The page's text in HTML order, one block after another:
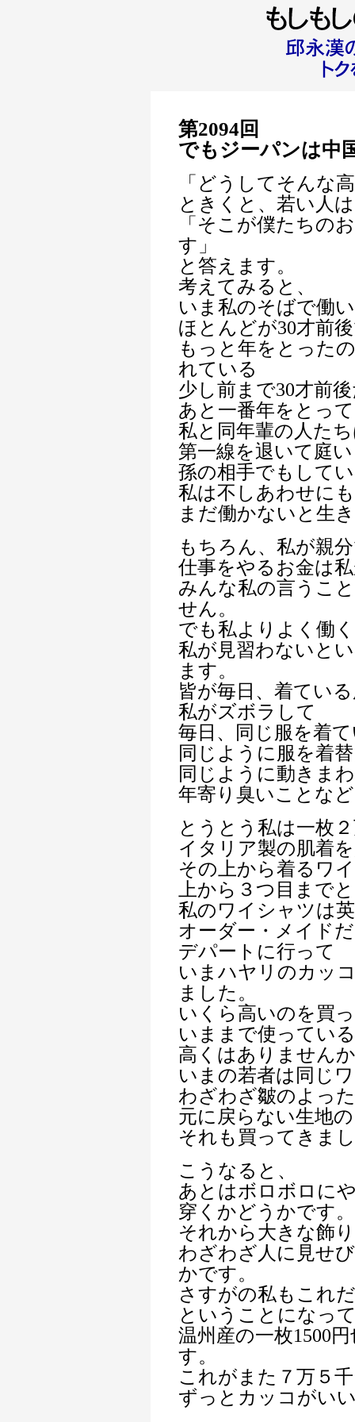
第2094回
でもジーパンは中
「どうしてそんな
ときくと、若い人は
「そこが僕たちの
す」
と答えます。
考えてみると、
いま私のそばで働
ほとんどが30才前
もっと年をとった
れている
少し前まで30才前
あと一番年をとっ
私と同年輩の人た
第一線を退いて庭
孫の相手でもして
私は不しあわせにも
まだ働かないと生
もちろん、私が親
仕事をやるお金は
みんな私の言うこ
せん。
でも私よりよく働
私が見習わないと
ます。
皆が毎日、着てい
私がズボラして
毎日、同じ服を着
同じように服を着
同じように動きま
年寄り臭いことな
とうとう私は一枚
イタリア製の肌着
その上から着るワ
上から３つ目まで
私のワイシャツは
オーダー・メイド
デパートに行って
いまハヤリのカッ
ました。
いくら高いのを買
いままで使ってい
高くはありません
いまの若者は同じ
わざわざ皺のよっ
元に戻らない生地
それも買ってきま
こうなると、
あとはボロボロに
穿くかどうかです。
それから大きな飾
わざわざ人に見せ
かです。
さすがの私もこれ
ということになっ
温州産の一枚1500
す。
これがまた７万５
ずっとカッコがい